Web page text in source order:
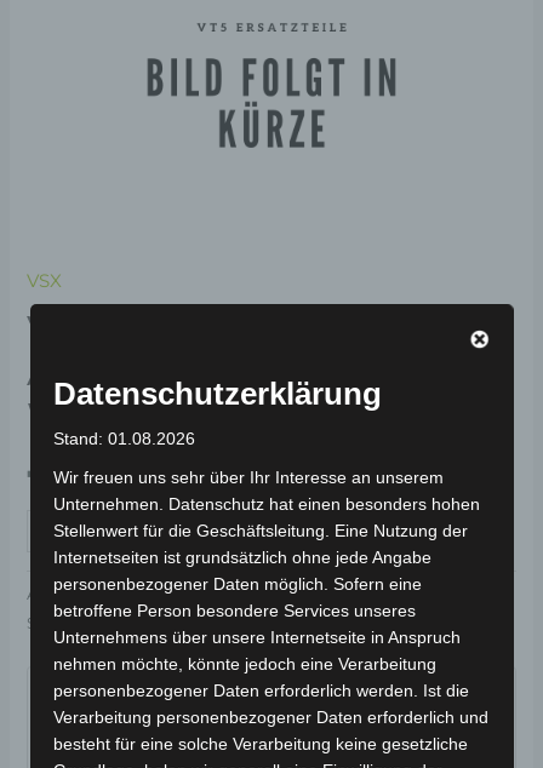
VSX
VSX DEKORATIVE
ABDECKUNG LINKS-
WEISS
79,00€ *
IN DEN WARENKORB
Artikelnummer:3H202-6017A-03 Kategorie:VSX
Schlagwort:Karosserie & Verkleidung
Garantiert sicherer Checkout
Datenschutzerklärung
Stand: 01.08.2026
Wir freuen uns sehr über Ihr Interesse an unserem
Unternehmen. Datenschutz hat einen besonders hohen
Stellenwert für die Geschäftsleitung. Eine Nutzung der
Internetseiten ist grundsätzlich ohne jede Angabe
personenbezogener Daten möglich. Sofern eine
betroffene Person besondere Services unseres
Unternehmens über unsere Internetseite in Anspruch
nehmen möchte, könnte jedoch eine Verarbeitung
personenbezogener Daten erforderlich werden. Ist die
Verarbeitung personenbezogener Daten erforderlich und
besteht für eine solche Verarbeitung keine gesetzliche